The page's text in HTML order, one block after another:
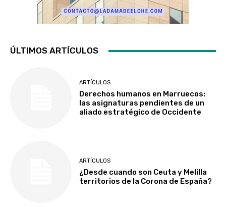
ÚLTIMOS ARTÍCULOS
ARTÍCULOS
Derechos humanos en Marruecos:
las asignaturas pendientes de un
aliado estratégico de Occidente
ARTÍCULOS
¿Desde cuando son Ceuta y Melilla
territorios de la Corona de España?